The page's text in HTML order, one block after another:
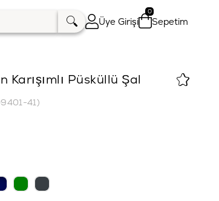
Üye Girişi Sepetim
0
Karışımlı Püsküllü Şal
41)